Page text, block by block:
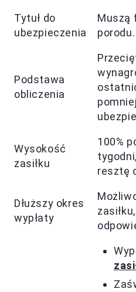
Tytuł do
ubezpieczenia
Muszą
porodu.
Podstawa
obliczenia
Wysokość
zasiłku
100%
resztę
Dłuższy okres
wypłaty